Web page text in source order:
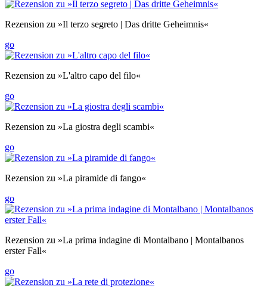
Rezension zu »Il terzo segreto | Das dritte Geheimnis«
go
Rezension zu »L'altro capo del filo«
go
Rezension zu »La giostra degli scambi«
go
Rezension zu »La piramide di fango«
go
Rezension zu »La prima indagine di Montalbano | Montalbanos
erster Fall«
go